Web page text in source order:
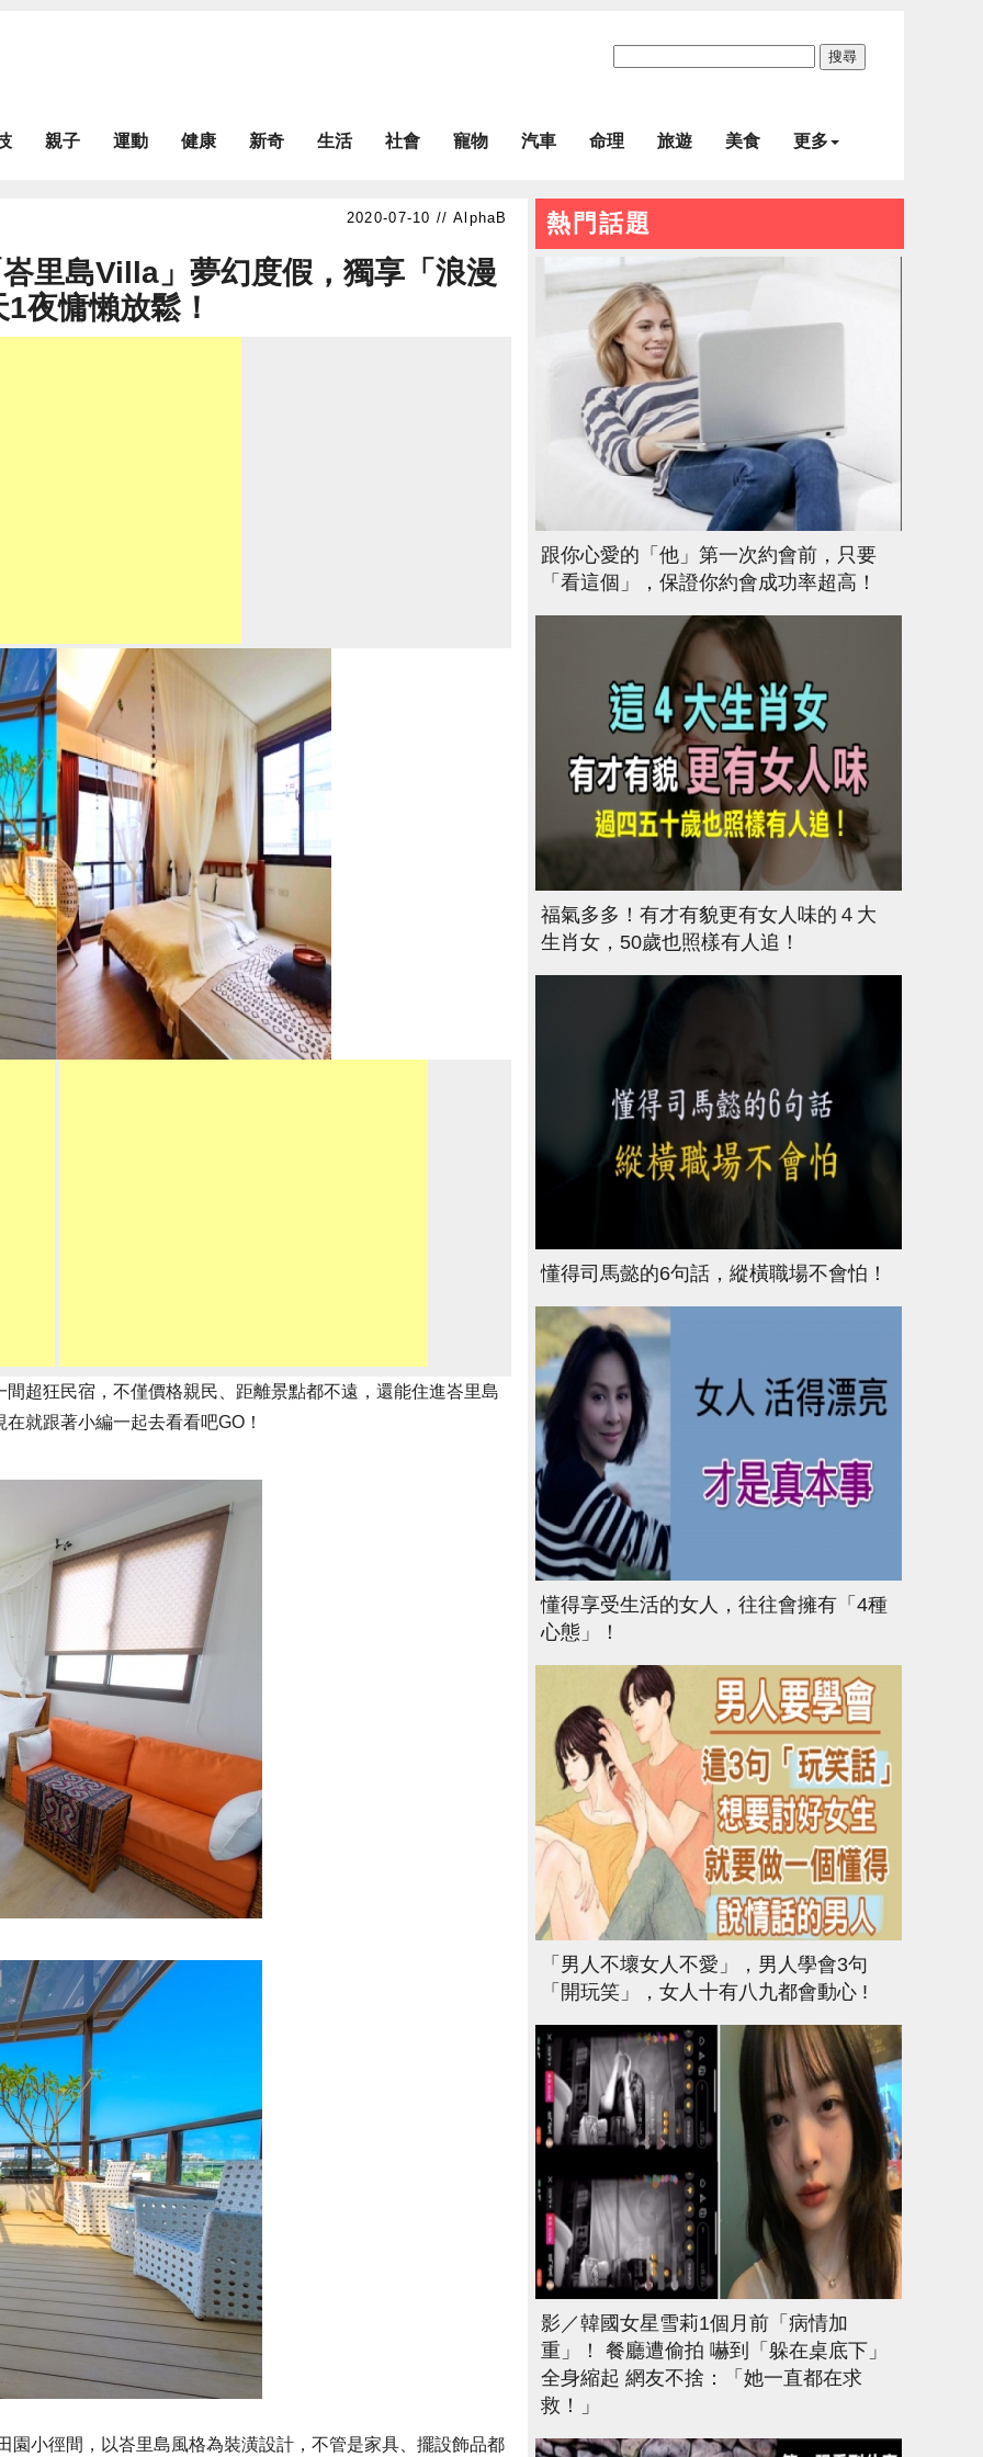
搜尋
親子 運動 健康 新奇 生活 社會 寵物 汽車 命理 旅遊 美食 更多
AlphaB
里島Villa」夢幻度假，獨享「浪漫
夜慵懶放鬆！
超狂民宿，不僅價格親民、距離景點都不遠，還能住進峇里島
就跟著小編一起去看看吧GO！
園小徑間，以峇里島風格為裝潢設計，不管是家具、擺設飾品都
熱門話題
跟你心愛的「他」第一次約會前，只要
「看這個」，保證你約會成功率超高！
福氣多多！有才有貌更有女人味的４大
生肖女，50歲也照樣有人追！
懂得司馬懿的6句話，縱橫職場不會怕！
懂得享受生活的女人，往往會擁有「4種
心態」！
「男人不壞女人不愛」，男人學會3句
「開玩笑」，女人十有八九都會動心 !
影／韓國女星雪莉1個月前「病情加
重」！ 餐廳遭偷拍 嚇到「躲在桌底下」
全身縮起 網友不捨：「她一直都在求
救！」